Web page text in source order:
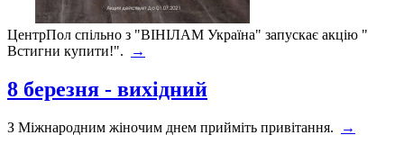
ЦентрПол спільно з "ВІНІЛАМ Україна" запускає акцію "
Встигни купити!".
→
8 березня - вихідний
З Міжнародним жіночим днем прийміть привітання. →